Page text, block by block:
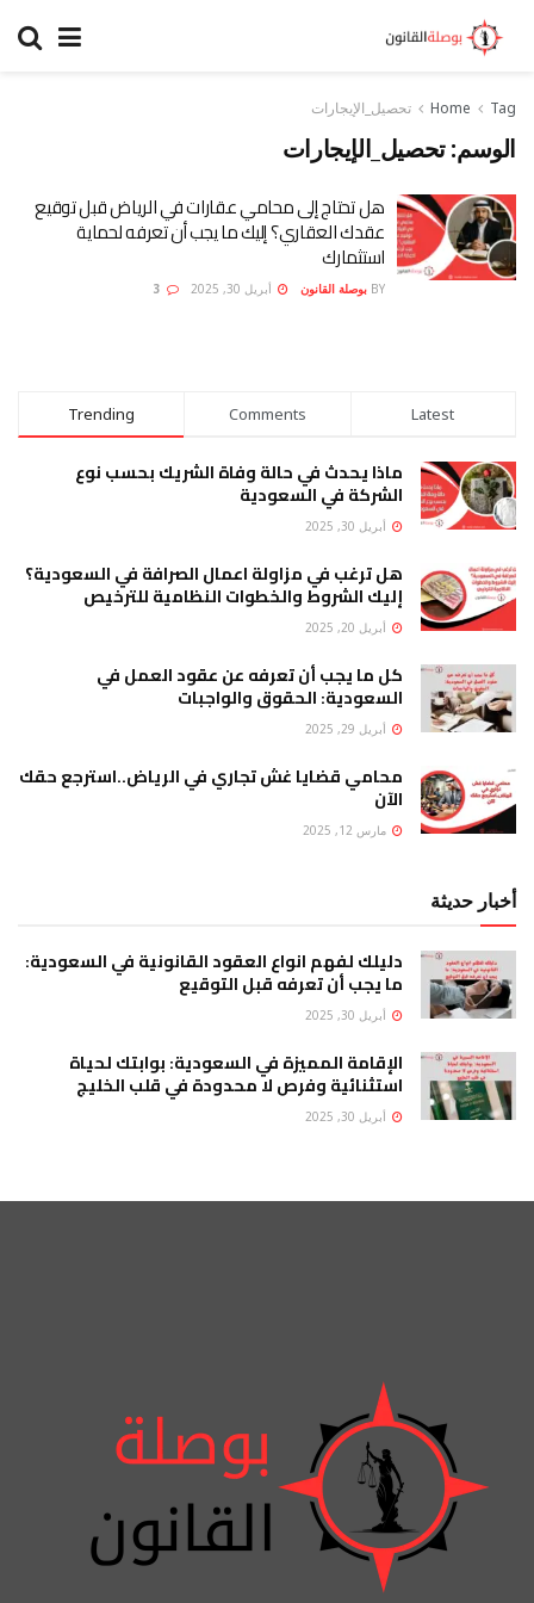
Home Tag تحصيل_الإيجارات
الوسم:تحصيل_الإيجارات
هل تحتاج إلى محامي عقارات في الرياض قبل توقيع
عقدك العقاري؟ إليك ما يجب أن تعرفه لحماية
استثمارك
BY بوصلة القانون أبريل 30, 2025
Trending Comments Latest
ماذا يحدث في حالة وفاة الشريك بحسب نوع
الشركة في السعودية
أبريل 30, 2025
هل ترغب في مزاولة اعمال الصرافة في السعودية؟
إليك الشروط والخطوات النظامية للترخيص
أبريل 20, 2025
كل ما يجب أن تعرفه عن عقود العمل في
السعودية: الحقوق والواجبات
أبريل 29, 2025
محامي قضايا غش تجاري في الرياض..استرجع حقك
الآن
مارس 12, 2025
أخبار حديثة
دليلك لفهم انواع العقود القانونية في السعودية:
ما يجب أن تعرفه قبل التوقيع
أبريل 30, 2025
الإقامة المميزة في السعودية: بوابتك لحياة
استثنائية وفرص لا محدودة في قلب الخليج
أبريل 30, 2025